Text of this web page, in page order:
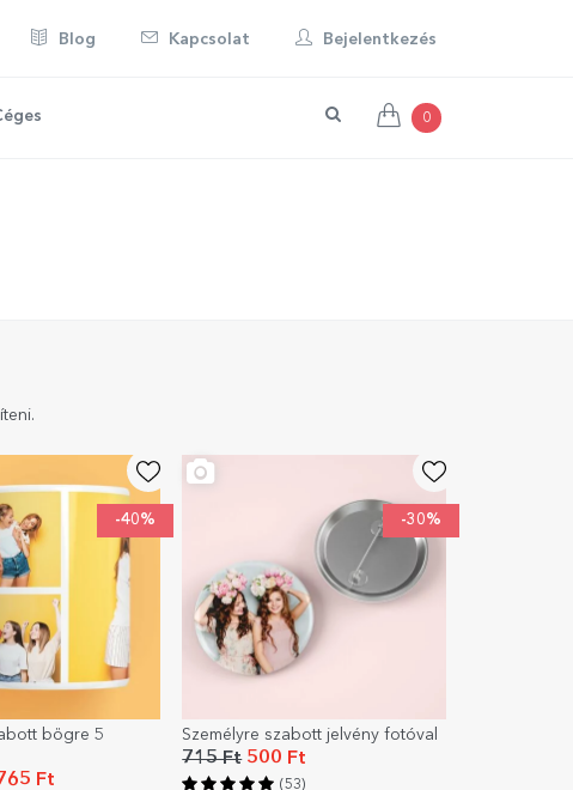
Blog Kapcsolat Bejelentkezés
0
-40%
bögre 5
Ft
-30%
Személyre szabott jelvény fotóval
715 Ft500 Ft
(53)